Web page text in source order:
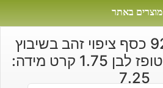
מוצרים באתר
טבעת יוקרה 925 כסף ציפוי זהב בשיבוץ
אפטייט איכותי וטופז לבן 1.75 קרט מידה:
7.25